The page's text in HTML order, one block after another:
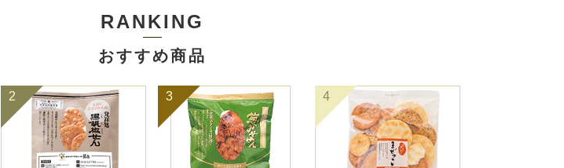
RANKING
おすすめ商品
2 3 4